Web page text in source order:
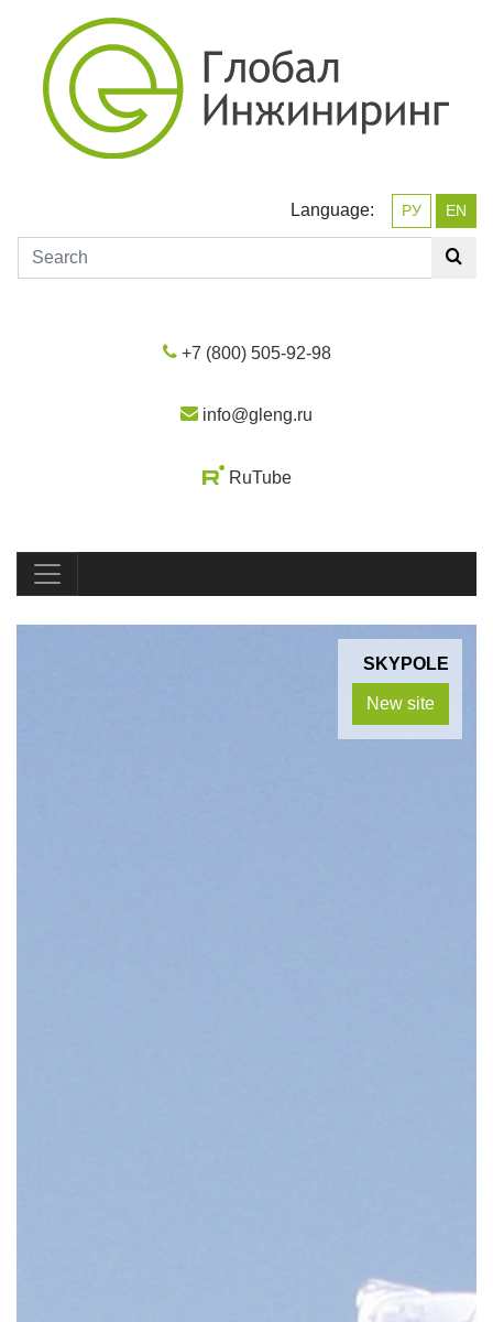
Language: РУ EN
+7 (800) 505-92-98
info@gleng.ru
RuTube
SKYPOLE
New site